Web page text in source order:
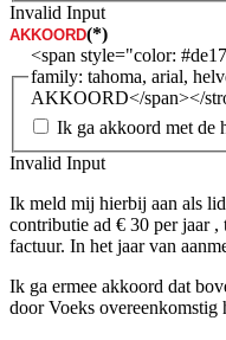
Invalid Input
AKKOORD(*)
<span style="color:
family: tahoma, arial,
AKKOORD</span></
Ik ga akkoord met de
Invalid Input
Ik meld mij hierbij aan als
contributie ad € 30 per jaar ,
factuur. In het jaar van
Ik ga ermee akkoord dat
door Voeks overeenkomstig